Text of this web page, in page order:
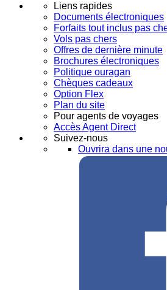
Liens rapides
Documents électroniques
Forfaits tout inclus pas
Vols pas chers
Offres de dernière minute
Brochures électroniques
Politique ouragan
Chèques cadeaux
Option Flex
Plan du site
Pour agents de voyages
Accès Agent Direct
Suivez-nous
Ouvrira dans une